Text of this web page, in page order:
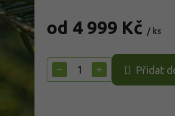
od 4 999 Kč / ks
cena:
+
− Přidat